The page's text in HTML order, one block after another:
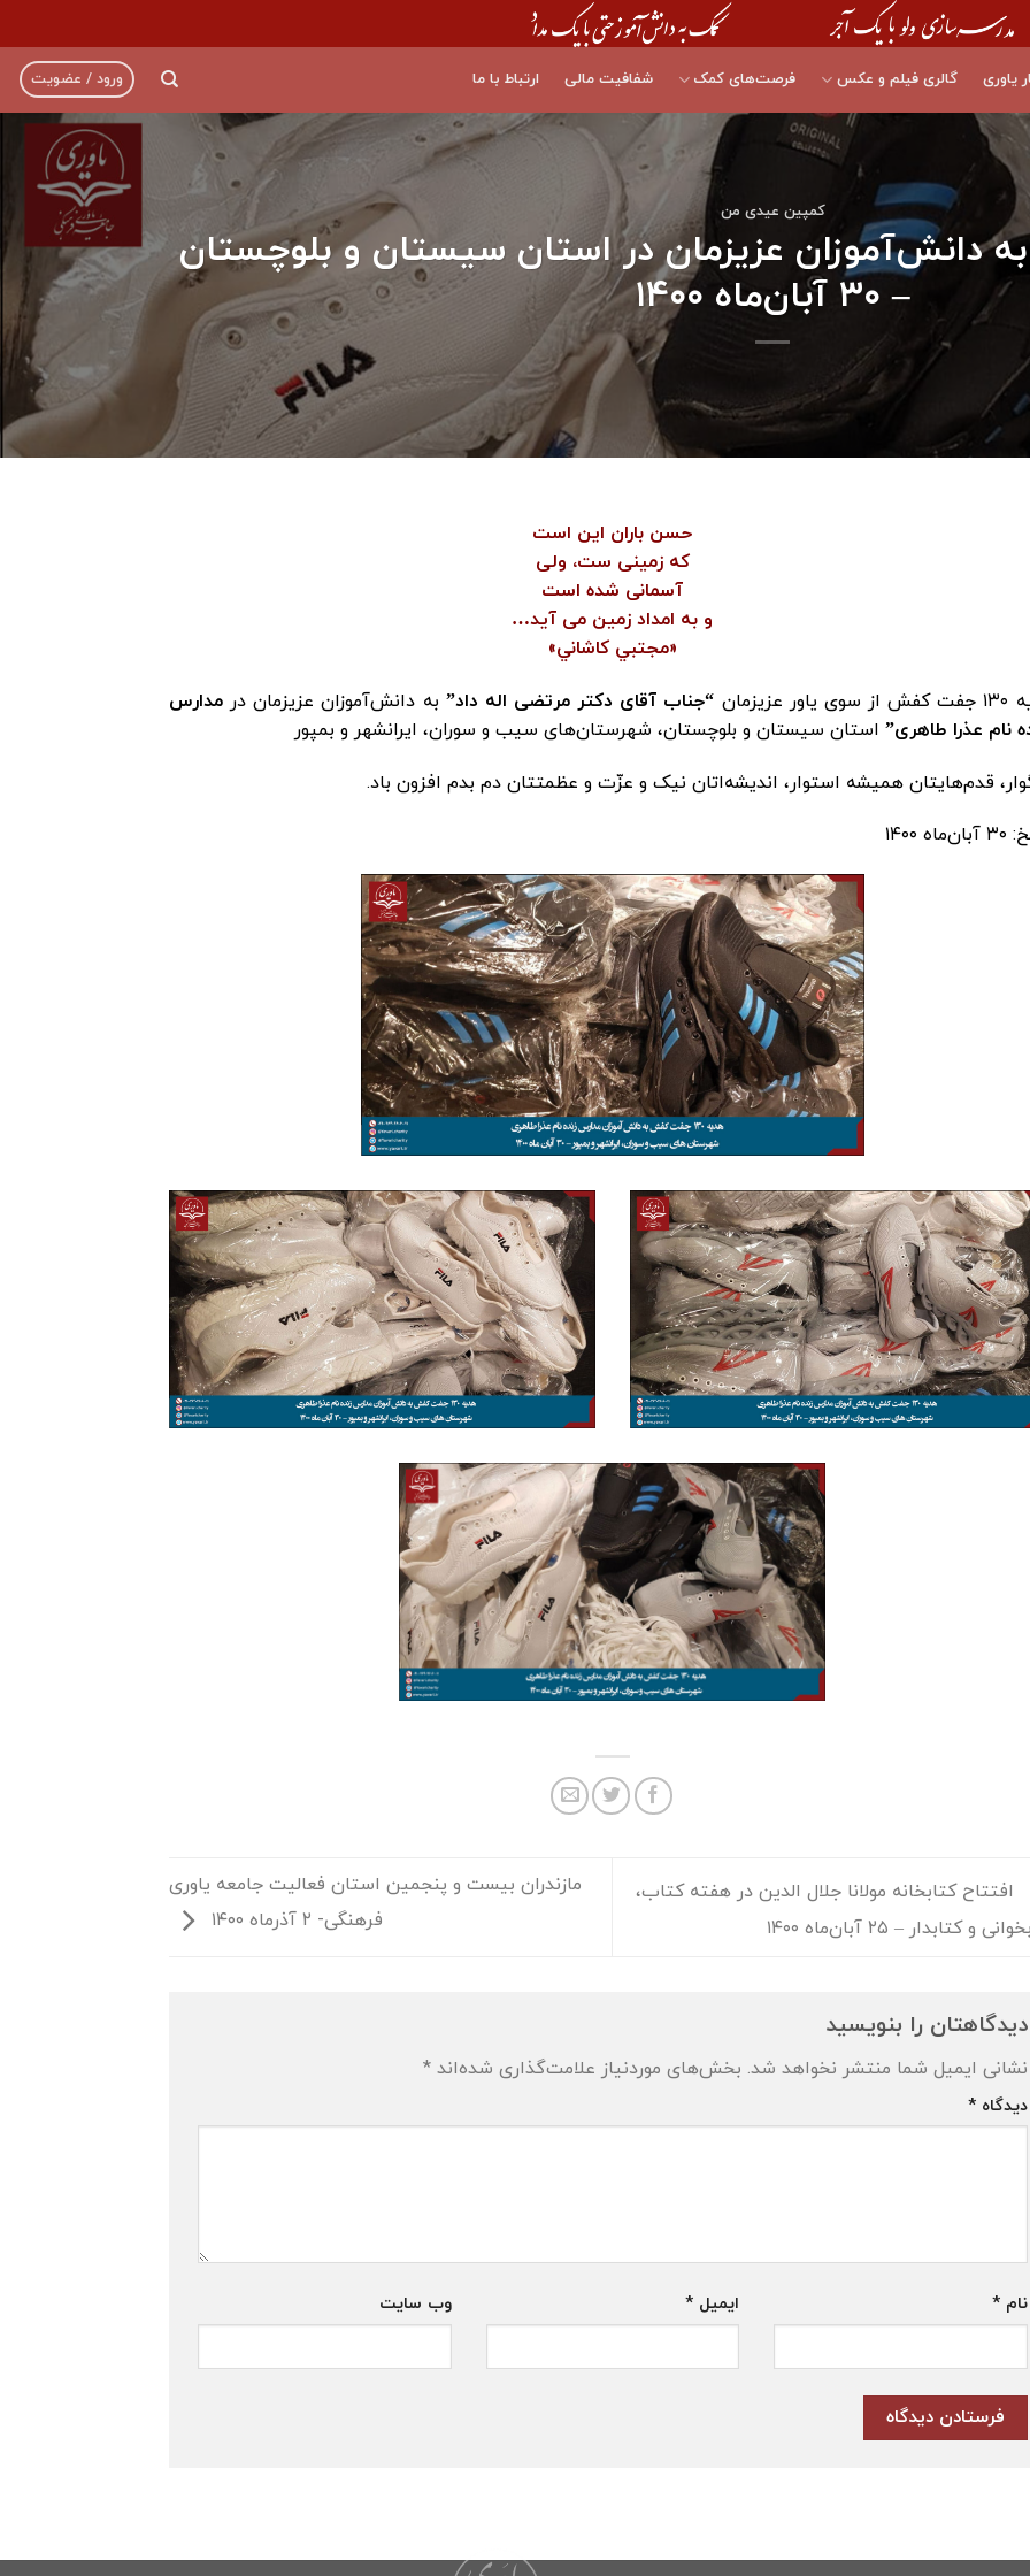
یاوری گالری فیلم و عکس فرصت‌های کمک شفافیت مالی ارتباط با ما ورود / عضویت
کمپین عیدی من
به دانش‌آموزان عزیزمان در استان سیستان و بلوچستان
– ۳۰ آبان‌ماه ۱۴۰۰
حسن باران این است
که زمینی ست، ولی
آسمانی شده است
و به امداد زمین می آید…
«مجتبي كاشاني»
عزیزمان “جناب آقای دکتر مرتضی اله داد” به دانش‌آموزان عزیزمان در مدارس
نام عذرا طاهری” استان سیستان و بلوچستان، شهرستان‌های سیب و سوران، ایرانشهر و بمپور
قدم‌هایتان همیشه استوار، اندیشه‌اتان نیک و عزّت و عظمتتان دم بدم افزون باد.
۱۴۰۰
افتتاح کتابخانه مولانا جلال الدین در هفته کتاب،
و کتابدار – ٢۵ آبان‌ماه ۱۴۰۰
مازندران بیست و پنجمین استان فعالیت جامعه یاوری
فرهنگی- ۲ آذرماه ۱۴۰۰
دیدگاهتان را بنویسید
نشانی ایمیل شما منتشر نخواهد شد. بخش‌های موردنیاز علامت‌گذاری شده‌اند*
دیدگاه*
نام* ایمیل * وب‌ سایت